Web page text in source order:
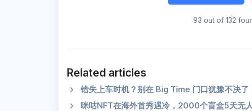
93 out of 132
Related articles
错失上车时机？别在 Big Time 门口犹豫不决了
咪咕NFT在海外首秀遇冷，2000个盲盒5天无